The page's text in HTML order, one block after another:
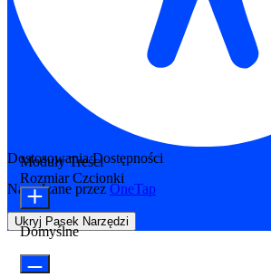
Dostosowania Dostępności
Napędzane przez OneTap
Ukryj Pasek Narzędzi
Moduły Treści
Rozmiar Czcionki
Domyślne